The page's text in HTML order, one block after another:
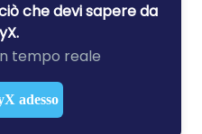
che devi sapere da
tempo reale
adesso